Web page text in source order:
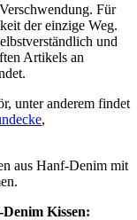
Für
der einzige Weg.
und
Artikels an
unter anderem findet
,
aus Hanf-Denim mit
Kissen: